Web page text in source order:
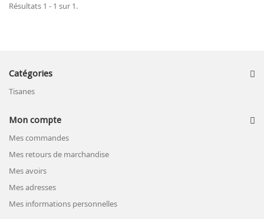
Résultats 1 - 1 sur 1.
Catégories
Tisanes
Mon compte
Mes commandes
Mes retours de marchandise
Mes avoirs
Mes adresses
Mes informations personnelles